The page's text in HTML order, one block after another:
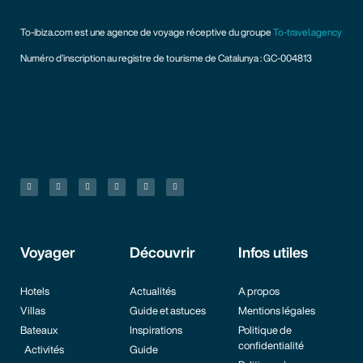
To-ibiza.com est une agence de voyage réceptive du groupe To-travel.agency
Numéro d’inscription au registre de tourisme de Catalunya : GC-004813
Voyager
Hotels
Villas
Bateaux
Activités
Découvrir
Actualités
Guide et astuces
Inspirations
Guide
Infos utiles
A propos
Mentions légales
Politique de
confidentialité